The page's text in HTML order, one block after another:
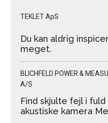
TEKLET ApS
Du kan aldrig
meget.
BLICHFELD POWER &
A/S
Find skjulte fejl i
akustiske kamera